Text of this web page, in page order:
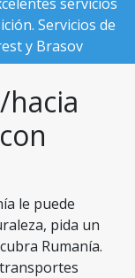
Servicios de
y Brasov
le puede
pida un
Rumanía.